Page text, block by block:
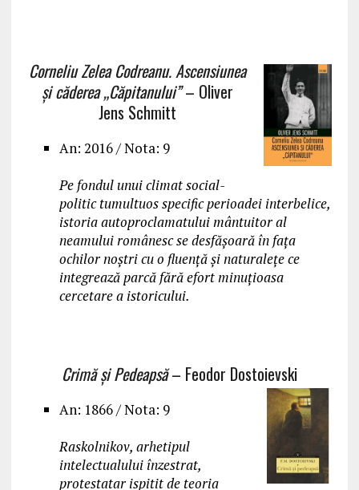
Corneliu Zelea Codreanu. Ascensiunea
și căderea „Căpitanului”– Oliver
Jens Schmitt
An: 2016 / Nota: 9
Pe fondul unui climat social-
politic tumultuos specific perioadei interbelice,
istoria autoproclamatului mântuitor al
neamului românesc se desfășoară în fața
ochilor noștri cu o fluență și naturalețe ce
integrează parcă fără efort minuțioasa
cercetare a istoricului.
Crimă și Pedeapsă– Feodor Dostoievski
An: 1866 / Nota: 9
Raskolnikov, arhetipul
intelectualului înzestrat,
protestatar ispitit de teoria